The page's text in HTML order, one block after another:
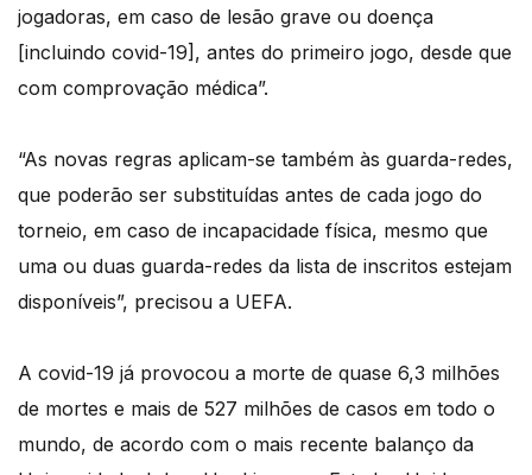
jogadoras, em caso de lesão grave ou doença
[incluindo covid-19], antes do primeiro jogo, desde que
com comprovação médica”.
“As novas regras aplicam-se também às guarda-redes,
que poderão ser substituídas antes de cada jogo do
torneio, em caso de incapacidade física, mesmo que
uma ou duas guarda-redes da lista de inscritos estejam
disponíveis”, precisou a UEFA.
A covid-19 já provocou a morte de quase 6,3 milhões
de mortes e mais de 527 milhões de casos em todo o
mundo, de acordo com o mais recente balanço da